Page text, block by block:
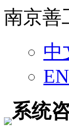
南京善
中
系统